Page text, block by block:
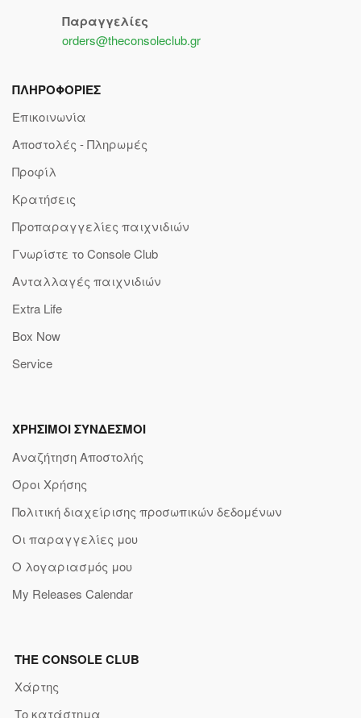
Παραγγελίες
orders@theconsoleclub.gr
ΠΛΗΡΟΦΟΡΙΕΣ
Επικοινωνία
Αποστολές - Πληρωμές
Προφίλ
Κρατήσεις
Προπαραγγελίες παιχνιδιών
Γνωρίστε το Console Club
Ανταλλαγές παιχνιδιών
Extra Life
Box Now
Service
ΧΡΗΣΙΜΟΙ ΣΥΝΔΕΣΜΟΙ
Αναζήτηση Αποστολής
Όροι Χρήσης
Πολιτική διαχείρισης προσωπικών δεδομένων
Οι παραγγελίες μου
Ο λογαριασμός μου
My Releases Calendar
THE CONSOLE CLUB
Χάρτης
Το κατάστημα